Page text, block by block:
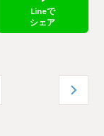
Lineで
シェア